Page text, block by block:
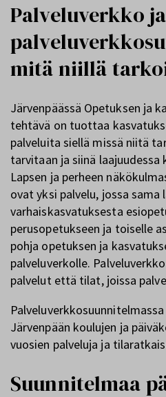
Palveluverkko ja
mitä niillä
Järvenpäässä Opetuksen ja
tehtävä on tuottaa
palveluita siellä missä niitä
tarvitaan ja siinä
Lapsen ja perheen
ovat yksi palvelu, jossa sama
varhaiskasvatuksesta
perusopetukseen ja toiselle
pohja opetuksen ja
palveluverkolle.
palvelut että tilat, joissa
Järvenpään koulujen ja
vuosien palveluja ja
Suunnitelmaa